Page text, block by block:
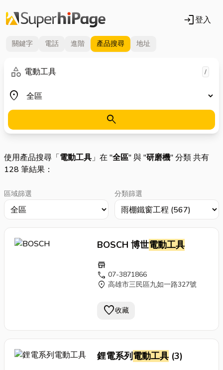
login登入
關鍵字 電話 進階 產品搜尋 地址
category
關鍵字 /
place
地區
search
使用產品搜尋「電動工具」在 "全區" 與 "研磨機" 分類 共有
128 筆結果：
區域篩選 分類篩選
BOSCH 博世電動工具
store
call 07-3871866
location_on 高雄市三民區九如一路327號
favorite收藏
鋰電系列電動工具(3)